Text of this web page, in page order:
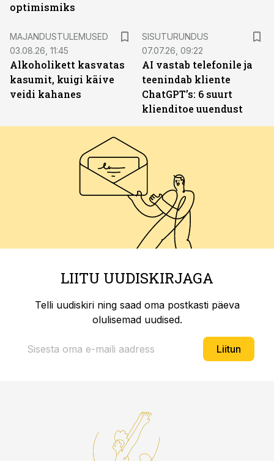
optimismiks
MAJANDUSTULEMUSED
03.08.26, 11:45
Alkoholikett kasvatas
kasumit, kuigi käive
veidi kahanes
SISUTURUNDUS
07.07.26, 09:22
AI vastab telefonile ja
teenindab kliente
ChatGPT’s: 6 suurt
klienditoe uuendust
LIITU UUDISKIRJAGA
Telli uudiskiri ning saad oma postkasti päeva
olulisemad uudised.
Liitun